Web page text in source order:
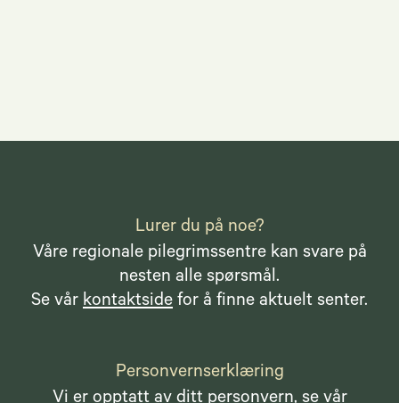
Lurer du på noe?
Våre regionale pilegrimssentre kan svare på
nesten alle spørsmål.
Se vår kontaktside for å finne aktuelt senter.
Personvernserklæring
Vi er opptatt av ditt personvern, se vår